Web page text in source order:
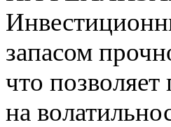
запасом
что
на